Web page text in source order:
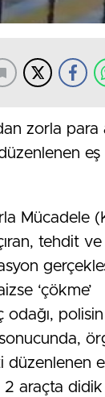
zorla para
eş
Mücadele
tehdit ve
‘çökme’
polisin
düzenlenen
2 araçta